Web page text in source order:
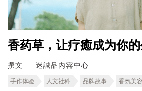
香药草，让疗癒成为你
撰文 迷誠品內容中心
手作体验 人文社科 品牌故事 香氛美容